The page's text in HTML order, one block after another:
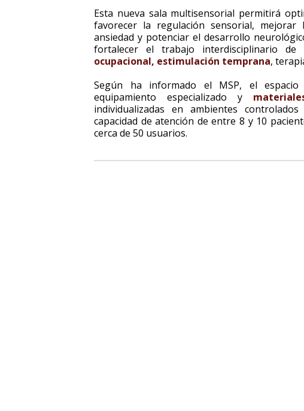
Esta nueva sala multisensorial permitirá
favorecer la regulación sensorial,
ansiedad y potenciar el desarrollo
fortalecer el trabajo interdisciplinario de
ocupacional, estimulación temprana,
Según ha informado el MSP, el espacio
equipamiento especializado y
individualizadas en ambientes
capacidad de atención de entre 8 y 10
cerca de 50 usuarios.